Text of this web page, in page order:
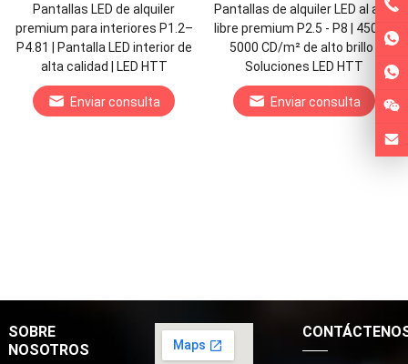
Pantallas LED de alquiler
premium para interiores P1.2–
P4.81 | Pantalla LED interior de
alta calidad | LED HTT
Enviar consulta
Pantallas de alquiler LED al aire
libre premium P2.5 - P8 | 4500–
5000 CD/m² de alto brillo |
Soluciones LED HTT
Enviar consulta
SOBRE
NOSOTROS